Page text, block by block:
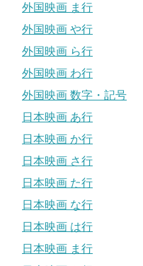
外国映画 ま行
外国映画 や行
外国映画 ら行
外国映画 わ行
外国映画 数字・記号
日本映画 あ行
日本映画 か行
日本映画 さ行
日本映画 た行
日本映画 な行
日本映画 は行
日本映画 ま行